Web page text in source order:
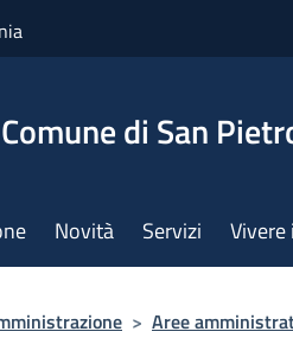
Comune di San
Novità Servizi Vivere
> Aree